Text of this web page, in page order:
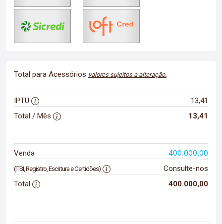
Total para Acessórios valores sujeitos a alteração.
IPTU
13,41
Total / Mês
13,41
Venda 400.000,00
(ITBI, Registro, Escritura e Certidões)
Consulte-nos
Total
400.000,00